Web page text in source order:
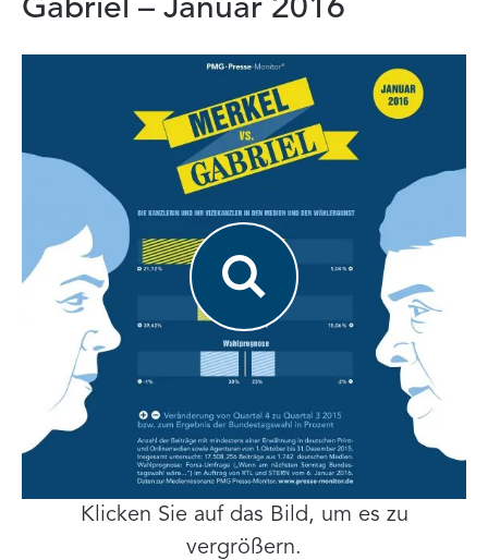
Gabriel – Januar 2016
Klicken Sie auf das Bild, um es zu
vergrößern.